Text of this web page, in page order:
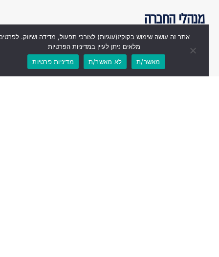
מנהלי החברה
אתר זה עושה שימוש בקוקיז(עוגיות) לצורכי תפעול, מדידה ושיווק. לפרטים
מלאים ניתן לעיין במדיניות הפרטיות
מאשר/ת
לא מאשר/ת מדיניות פרטיות